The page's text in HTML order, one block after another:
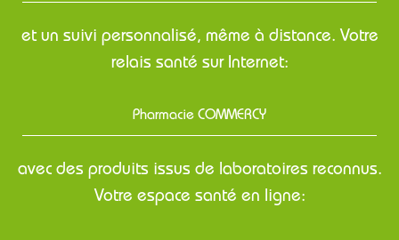
et un suivi personnalisé, même à distance. Votre
relais santé sur Internet:
Pharmacie COMMERCY
avec des produits issus de laboratoires reconnus.
Votre espace santé en ligne: